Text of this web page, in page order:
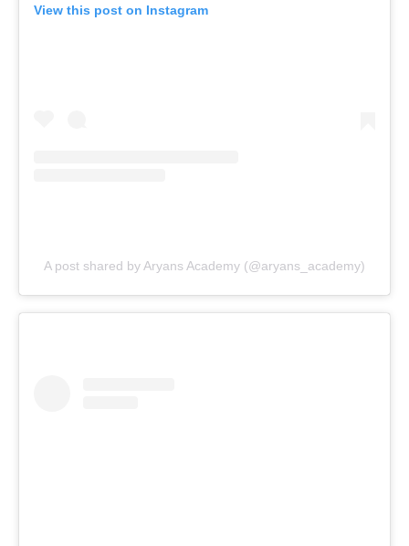
View this post on Instagram
A post shared by Aryans Academy (@aryans_academy)